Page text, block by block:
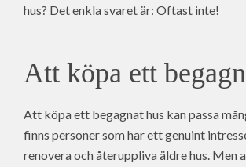
hus? Det enkla svaret är: Oftast inte!
Att köpa ett
Att köpa ett begagnat hus kan passa
finns personer som har ett genuint
renovera och återuppliva äldre hus. Men